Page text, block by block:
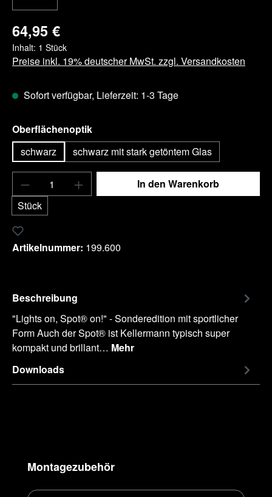
64,95 €
Inhalt: 1 Stück
Preise inkl. 19% deutscher MwSt. zzgl. Versandkosten
Sofort verfügbar, Lieferzeit: 1-3 Tage
Oberflächenoptikauswählen
schwarz
schwarz mit stark getöntem Glas
Produkt Anzahl: Gib den gewünschten
Stück
In den Warenkorb
Artikelnummer: 199.600
Beschreibung
"Lights on, Spot® on!" - Sonderedition mit sportlicher
Form Auch der Spot® ist Kellermann typisch super
kompakt und brillant… Mehr
Downloads
Produktgalerie überspringen
Montagezubehör